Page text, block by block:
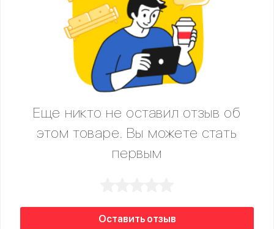
Еще никто не оставил отзыв об
этом товаре. Вы можете стать
первым
Оставить отзыв